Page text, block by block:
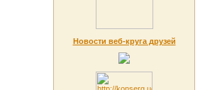
Новости веб-круга друзей